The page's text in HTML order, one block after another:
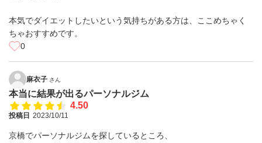
本気でダイエットしたいという気持ちがある方は、ここめちゃく
ちゃおすすめです。
0
麻衣子 さん
本当に結果が出るパーソナルジム
4.50
投稿日 2023/10/11
京橋でパーソナルジムを探しているところ、